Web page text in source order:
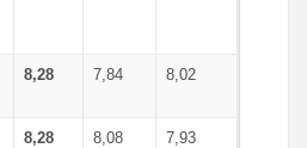
8,28 7,84 8,02
8,28 8,08 7,93